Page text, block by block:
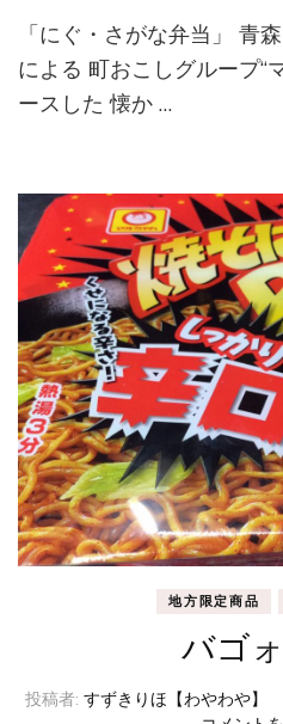
「にぐ・さがな弁当」 青
による 町おこしグループ“
ースした 懐か …
地方限定商品
バゴ
投稿者: すずきりほ【わやわや】